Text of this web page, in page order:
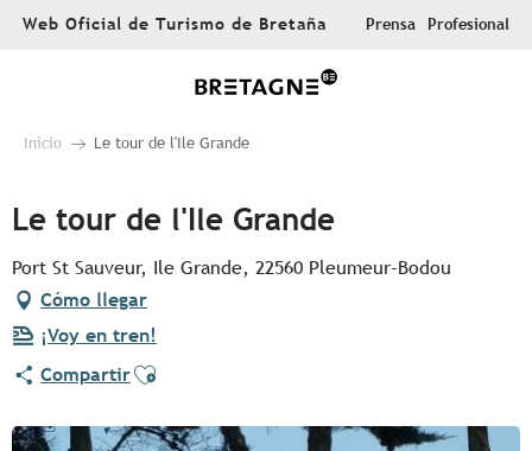
AllerWeb Oficial de Turismo de Bretaña Prensa Profesional
Inicio Le tour de l'Ile Grande
Le tour de l'Ile Grande
Port St Sauveur, Ile Grande, 22560 Pleumeur-Bodou
Cómo llegar
¡Voy en tren!
CompartirAjouter aux favoris